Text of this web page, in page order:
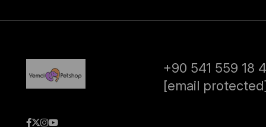
+90 541 559 18
[email